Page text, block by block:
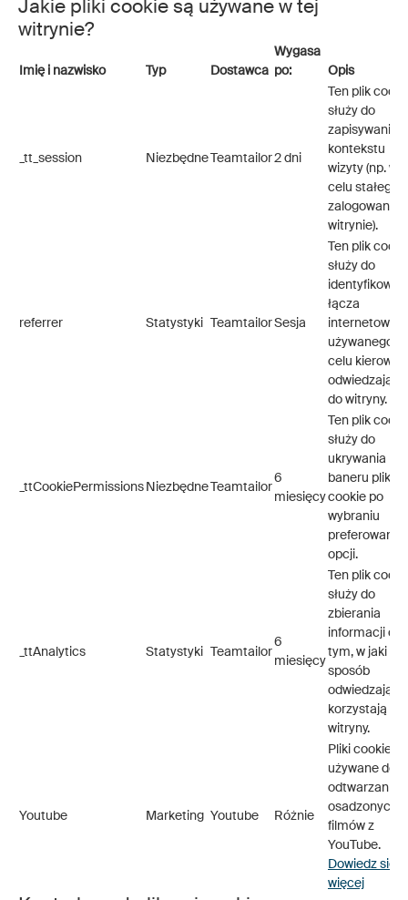
Jakie pliki cookie są używane w tej
witrynie?
Imię i nazwisko Typ Dostawca
Wygasa
po:
Opis
_tt_session NiezbędneTeamtailor2 dni
Ten plik
służy do
zapisywania
kontekstu
wizyty (np. w
celu stałego
zalogowania
witrynie).
referrer Statystyki TeamtailorSesja
Ten plik
służy do
łącza
używanego w
celu
do witryny.
_ttCookiePermissionsNiezbędneTeamtailor
6
miesięcy
Ten plik
służy do
ukrywania
baneru plików
cookie po
wybraniu
preferowanej
opcji.
_ttAnalytics Statystyki Teamtailor
6
miesięcy
Ten plik
służy do
zbierania
informacji o
tym, w jaki
sposób
odwiedzający
korzystają z
witryny.
Youtube Marketing Youtube Różnie
Pliki cookie
używane do
odtwarzania
osadzonych
filmów z
YouTube.
Dowiedz się
więcej